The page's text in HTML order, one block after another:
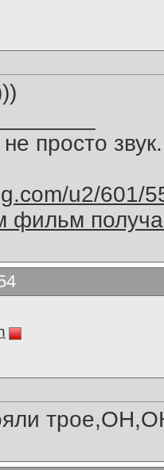
просто
u2/601/
фильм